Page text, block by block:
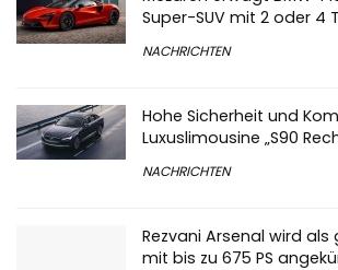
Super-SUV mit 2 oder 4
NACHRICHTEN
Hohe Sicherheit und
Luxuslimousine „S90
NACHRICHTEN
Rezvani Arsenal wird als
mit bis zu 675 PS